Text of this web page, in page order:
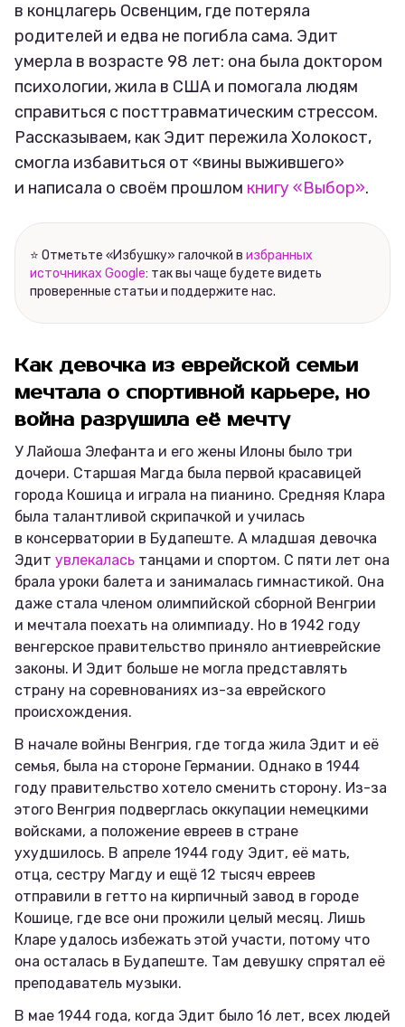
в концлагерь Освенцим, где потеряла
родителей и едва не погибла сама. Эдит
умерла в возрасте 98 лет: она была доктором
психологии, жила в США и помогала людям
справиться с посттравматическим стрессом.
Рассказываем, как Эдит пережила Холокост,
смогла избавиться от «вины выжившего»
и написала о своём прошлом книгу «Выбор».
⭐ Отметьте «Избушку» галочкой в избранных
источниках Google: так вы чаще будете видеть
проверенные статьи и поддержите нас.
Как девочка из еврейской семьи
мечтала о спортивной карьере, но
война разрушила её мечту
У Лайоша Элефанта и его жены Илоны было три
дочери. Старшая Магда была первой красавицей
города Кошица и играла на пианино. Средняя Клара
была талантливой скрипачкой и училась
в консерватории в Будапеште. А младшая девочка
Эдит увлекалась танцами и спортом. С пяти лет она
брала уроки балета и занималась гимнастикой. Она
даже стала членом олимпийской сборной Венгрии
и мечтала поехать на олимпиаду. Но в 1942 году
венгерское правительство приняло антиеврейские
законы. И Эдит больше не могла представлять
страну на соревнованиях из-за еврейского
происхождения.
В начале войны Венгрия, где тогда жила Эдит и её
семья, была на стороне Германии. Однако в 1944
году правительство хотело сменить сторону. Из-за
этого Венгрия подверглась оккупации немецкими
войсками, а положение евреев в стране
ухудшилось. В апреле 1944 году Эдит, её мать,
отца, сестру Магду и ещё 12 тысяч евреев
отправили в гетто на кирпичный завод в городе
Кошице, где все они прожили целый месяц. Лишь
Кларе удалось избежать этой участи, потому что
она осталась в Будапеште. Там девушку спрятал её
преподаватель музыки.
В мае 1944 года, когда Эдит было 16 лет, всех людей